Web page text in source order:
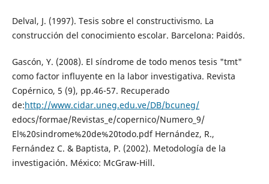
Delval, J. (1997). Tesis sobre el constructivismo. La
construcción del conocimiento escolar. Barcelona: Paidós.
Gascón, Y. (2008). El síndrome de todo menos tesis "tmt"
como factor influyente en la labor investigativa. Revista
Copérnico, 5 (9), pp.46-57. Recuperado
de:http://www.cidar.uneg.edu.ve/DB/bcuneg/
edocs/formae/Revistas_e/copernico/Numero_9/
El%20sindrome%20de%20todo.pdf Hernández, R.,
Fernández C. & Baptista, P. (2002). Metodología de la
investigación. México: McGraw-Hill.